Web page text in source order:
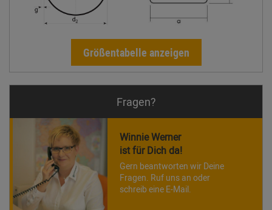
Größentabelle anzeigen
Fragen?
Winnie Werner
ist für Dich da!
Gern beantworten wir Deine
Fragen. Ruf uns an oder
schreib eine E-Mail.